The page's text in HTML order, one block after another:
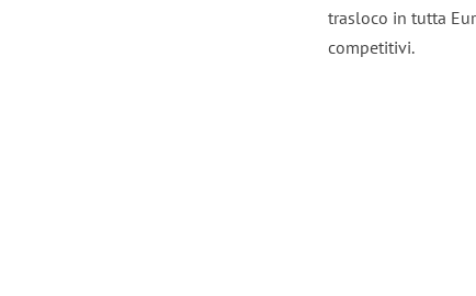
trasloco in tutta
competitivi.